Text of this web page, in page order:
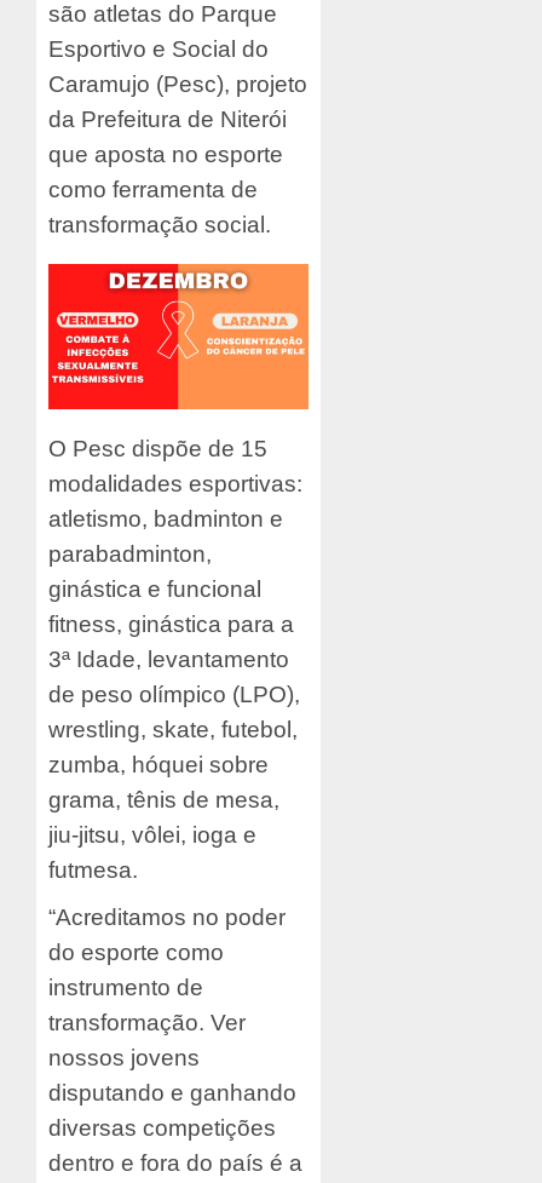
são atletas do Parque
Esportivo e Social do
Caramujo (Pesc), projeto
da Prefeitura de Niterói
que aposta no esporte
como ferramenta de
transformação social.
O Pesc dispõe de 15
modalidades esportivas:
atletismo, badminton e
parabadminton,
ginástica e funcional
fitness, ginástica para a
3ª Idade, levantamento
de peso olímpico (LPO),
wrestling, skate, futebol,
zumba, hóquei sobre
grama, tênis de mesa,
jiu-jitsu, vôlei, ioga e
futmesa.
“Acreditamos no poder
do esporte como
instrumento de
transformação. Ver
nossos jovens
disputando e ganhando
diversas competições
dentro e fora do país é a